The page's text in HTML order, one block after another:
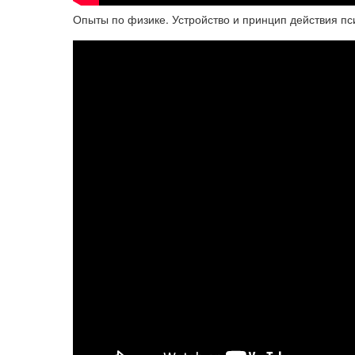
Опыты по физике. Устройство и принцип действия